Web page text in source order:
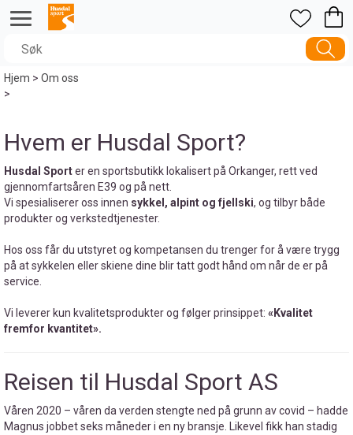
Hjem>Om oss
>
Hvem er Husdal Sport?
Husdal Sporter en sportsbutikk lokalisert på Orkanger, rett ved
gjennomfartsåren E39 og på nett.
Vi spesialiserer oss innen sykkel, alpint og fjellski, og tilbyr både
produkter og verkstedtjenester.
Hos oss får du utstyret og kompetansen du trenger for å være trygg
på at sykkelen eller skiene dine blir tatt godt hånd om når de er på
service.
Vi leverer kun kvalitetsprodukter og følger prinsippet: «Kvalitet
fremfor kvantitet».
Reisen til Husdal Sport AS
Våren 2020 – våren da verden stengte ned på grunn av covid – hadde
Magnus jobbet seks måneder i en ny bransje. Likevel fikk han stadig